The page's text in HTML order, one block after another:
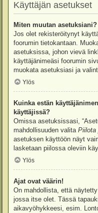
Käyttäjän asetukset
Miten muutan asetuksiani?
Jos olet rekisteröitynyt
foorumin tietokantaan.
asetuksissa, johon vievä
käyttäjänimeäsi foorumin
muokata asetuksiasi ja
Ylös
Kuinka estän
käyttäjissä?
Omissa asetuksissasi,
mahdollisuuden valita Piilota
asetuksen käyttöön näyt
lasketaan piilossa oleviin
Ylös
Ajat ovat väärin!
On mahdollista, että
jossa itse olet. Tässä
aikavyöhykkeesi, esim.